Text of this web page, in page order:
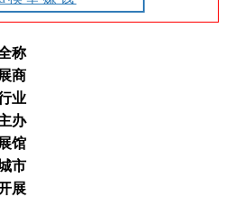
称
展商
业
办
展馆
市
展